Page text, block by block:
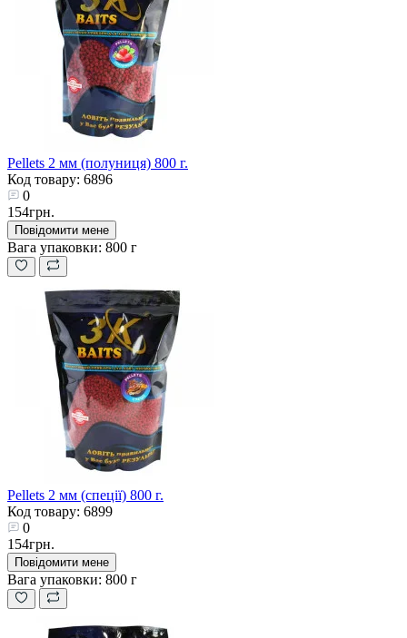
Pellets 2 мм (полуниця) 800 г.
Код товару: 6896
0
154грн.
Повідомити мене
Вага упаковки: 800 г
Pellets 2 мм (спеції) 800 г.
Код товару: 6899
0
154грн.
Повідомити мене
Вага упаковки: 800 г